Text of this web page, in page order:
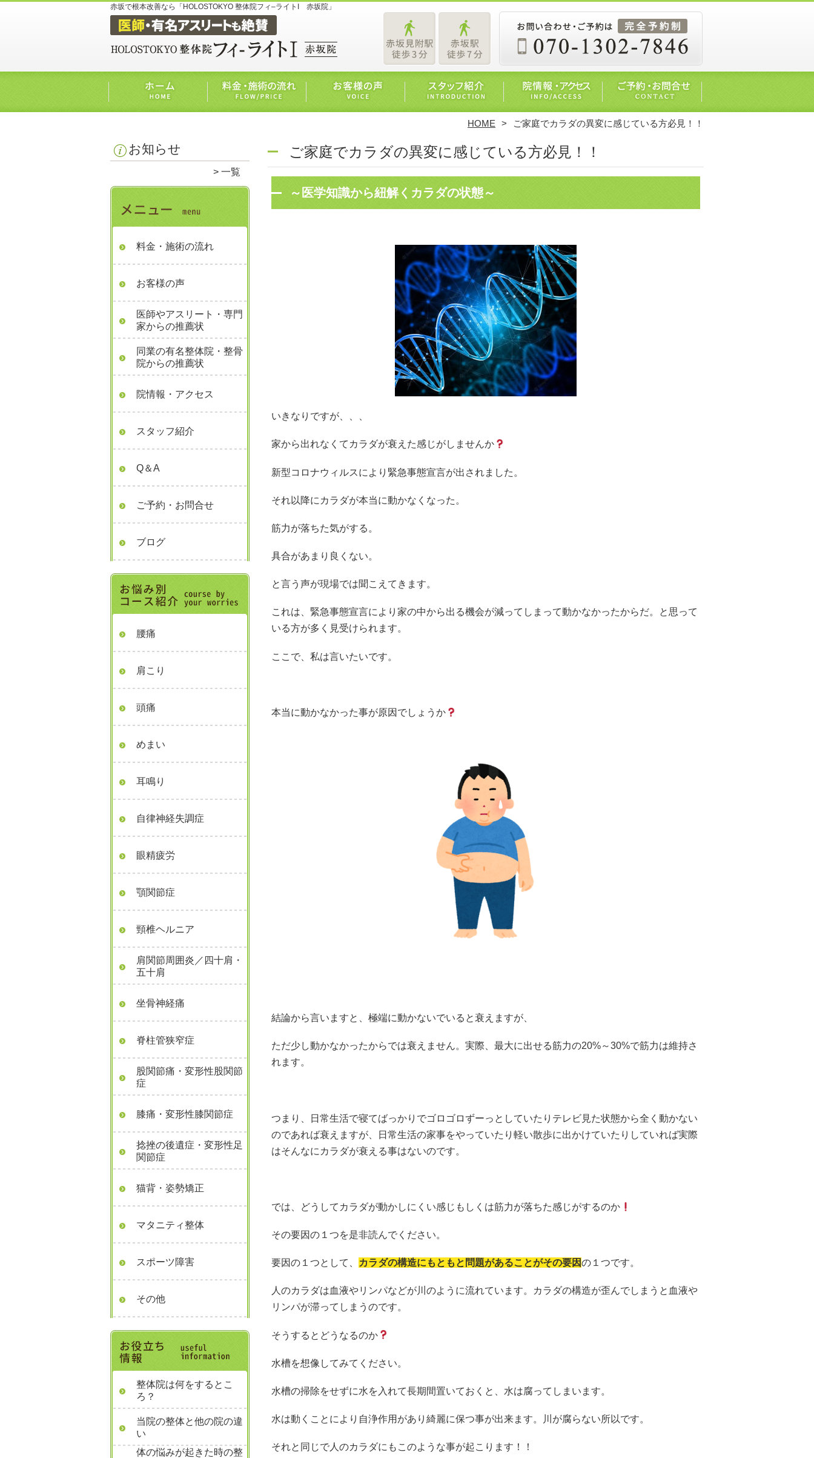
赤坂で根本改善なら「HOLOSTOKYO 整体院フィ–ライトI 赤坂院」
HOME ご家庭でカラダの異変に感じている方必見！！
お知らせ
一覧
料金・施術の流れ
お客様の声
医師やアスリート・専門
家からの推薦状
同業の有名整体院・整骨
院からの推薦状
院情報・アクセス
スタッフ紹介
Q＆A
ご予約・お問合せ
ブログ
腰痛
肩こり
頭痛
めまい
耳鳴り
自律神経失調症
眼精疲労
顎関節症
頸椎ヘルニア
肩関節周囲炎／四十肩・
五十肩
坐骨神経痛
脊柱管狭窄症
股関節痛・変形性股関節
症
膝痛・変形性膝関節症
捻挫の後遺症・変形性足
関節症
猫背・姿勢矯正
マタニティ整体
スポーツ障害
その他
整体院は何をするとこ
ろ？
当院の整体と他の院の違
い
体の悩みが起きた時の整
ご家庭でカラダの異変に感じている方必見！！
～医学知識から紐解くカラダの状態～
いきなりですが、、、
家から出れなくてカラダが衰えた感じがしませんか
新型コロナウィルスにより緊急事態宣言が出されました。
それ以降にカラダが本当に動かなくなった。
筋力が落ちた気がする。
具合があまり良くない。
と言う声が現場では聞こえてきます。
これは、緊急事態宣言により家の中から出る機会が減ってしまって動かなかったからだ。と思って
いる方が多く見受けられます。
ここで、私は言いたいです。
本当に動かなかった事が原因でしょうか
結論から言いますと、極端に動かないでいると衰えますが、
ただ少し動かなかったからでは衰えません。実際、最大に出せる筋力の20%～30%で筋力は維持さ
れます。
つまり、日常生活で寝てばっかりでゴロゴロずーっとしていたりテレビ見た状態から全く動かない
のであれば衰えますが、日常生活の家事をやっていたり軽い散歩に出かけていたりしていれば実際
はそんなにカラダが衰える事はないのです。
では、どうしてカラダが動かしにくい感じもしくは筋力が落ちた感じがするのか
その要因の１つを是非読んでください。
要因の１つとして、 カラダの構造にもともと問題があることがその要因の１つです。
人のカラダは血液やリンパなどが川のように流れています。カラダの構造が歪んでしまうと血液や
リンパが滞ってしまうのです。
そうするとどうなるのか
水槽を想像してみてください。
水槽の掃除をせずに水を入れて長期間置いておくと、水は腐ってしまいます。
水は動くことにより自浄作用があり綺麗に保つ事が出来ます。川が腐らない所以です。
それと同じで人のカラダにもこのような事が起こります！！